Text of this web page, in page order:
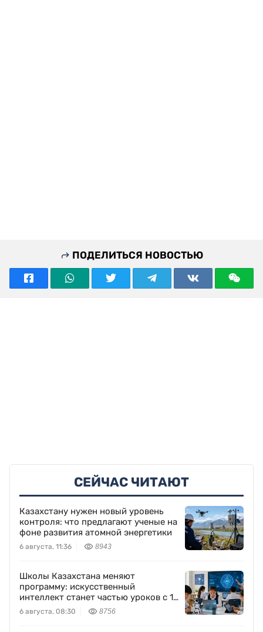
ПОДЕЛИТЬСЯ НОВОСТЬЮ
СЕЙЧАС ЧИТАЮТ
Казахстану нужен новый уровень
контроля: что предлагают ученые на
фоне развития атомной энергетики
6 августа, 11:36 8943
Школы Казахстана меняют
программу: искусственный
интеллект станет частью уроков с 1
класса
6 августа, 08:30 8756